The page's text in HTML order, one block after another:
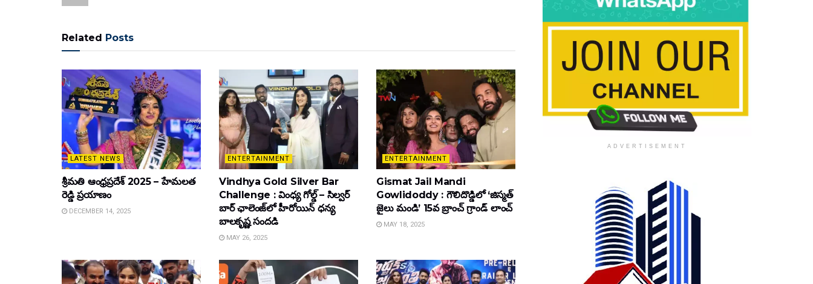
Related Posts
LATEST NEWS
శ్రీమతి ఆంధ్రప్రదేశ్ 2025 – హేమలత
రెడ్డి ప్రయాణం
DECEMBER 14, 2025
ENTERTAINMENT
Vindhya Gold Silver Bar
Challenge : వింధ్య గోల్డ్ – సిల్వర్
బార్ ఛాలెంజ్‌లో హీరోయిన్ ధ‌న్య
బాల‌కృష్ణ‌ సందడి
MAY 26, 2025
ENTERTAINMENT
Gismat Jail Mandi
Gowlidoddy : గౌలిదొడ్డిలో ‘జిస్మత్
జైలు మండి’ 15వ బ్రాంచ్ గ్రాండ్ లాంచ్
MAY 18, 2025
ADVERTISEMENT